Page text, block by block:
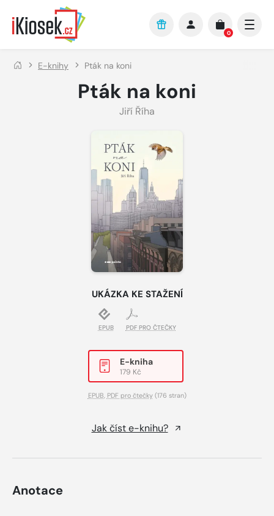
Přejít na hlavní obsah
0
E-knihy Pták na koni
Pták na koni
Jiří Říha
UKÁZKA KE STAŽENÍ
EPUB PDF PRO ČTEČKY
E-kniha
179 Kč
EPUB, PDF pro čtečky(176 stran)
Jak číst e-knihu?
Anotace